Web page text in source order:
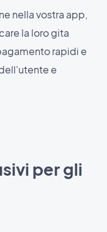
nella vostra app,
la loro gita
rapidi e
e
per gli